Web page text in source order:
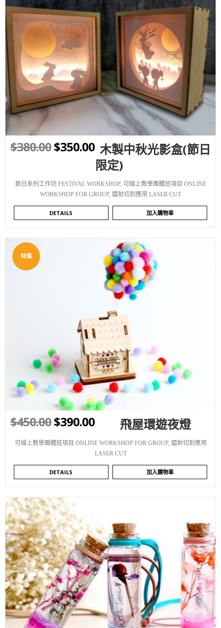
WISHLIST
$380.00$350.00 木製中秋光影盒(節日
限定)
節日系列工作坊 FESTIVAL WORKSHOP, 可線上教學團體班項目 ONLINE
WORKSHOP FOR GROUP 鐳射切割應用 LASER CUT
DETAILS 加入購物車
特價
WISHLIST
$450.00$390.00 飛屋環遊夜燈
可線上教學團體班項目 ONLINE WORKSHOP FOR GROUP, 鐳射切割應用
LASER CUT
DETAILS 加入購物車
WISHLIST